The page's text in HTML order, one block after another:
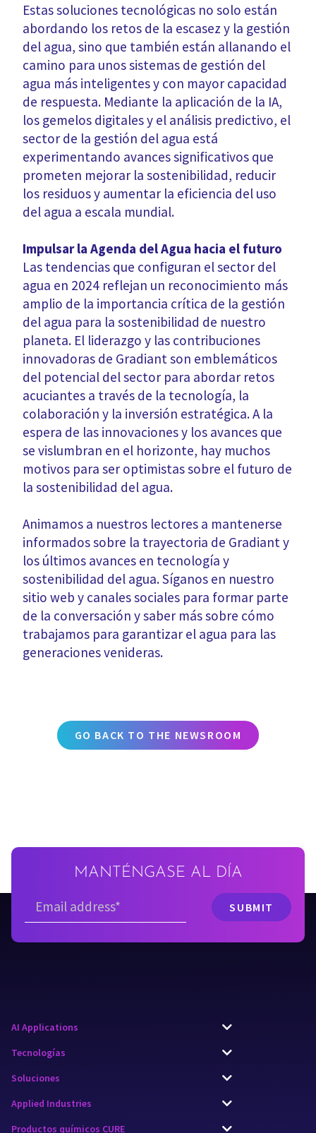
Estas soluciones tecnológicas no solo están
abordando los retos de la escasez y la gestión
del agua, sino que también están allanando el
camino para unos sistemas de gestión del
agua más inteligentes y con mayor capacidad
de respuesta. Mediante la aplicación de la IA,
los gemelos digitales y el análisis predictivo, el
sector de la gestión del agua está
experimentando avances significativos que
prometen mejorar la sostenibilidad, reducir
los residuos y aumentar la eficiencia del uso
del agua a escala mundial.
Impulsar la Agenda del Agua hacia el futuro
Las tendencias que configuran el sector del
agua en 2024 reflejan un reconocimiento más
amplio de la importancia crítica de la gestión
del agua para la sostenibilidad de nuestro
planeta. El liderazgo y las contribuciones
innovadoras de Gradiant son emblemáticos
del potencial del sector para abordar retos
acuciantes a través de la tecnología, la
colaboración y la inversión estratégica. A la
espera de las innovaciones y los avances que
se vislumbran en el horizonte, hay muchos
motivos para ser optimistas sobre el futuro de
la sostenibilidad del agua.
Animamos a nuestros lectores a mantenerse
informados sobre la trayectoria de Gradiant y
los últimos avances en tecnología y
sostenibilidad del agua. Síganos en nuestro
sitio web y canales sociales para formar parte
de la conversación y saber más sobre cómo
trabajamos para garantizar el agua para las
generaciones venideras.
GO BACK TO THE NEWSROOM
MANTÉNGASE AL DÍA
AI Applications
Tecnologías
Soluciones
Applied Industries
Productos químicos CURE